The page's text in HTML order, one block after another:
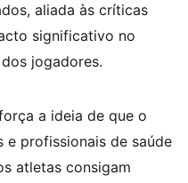
aliada às críticas
significativo no
jogadores.
a ideia de que o
e profissionais de saúde
atletas consigam